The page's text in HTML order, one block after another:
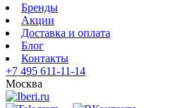
Бренды
Акции
Доставка и оплата
Блог
Контакты
+7 495 611-11-14
Москва